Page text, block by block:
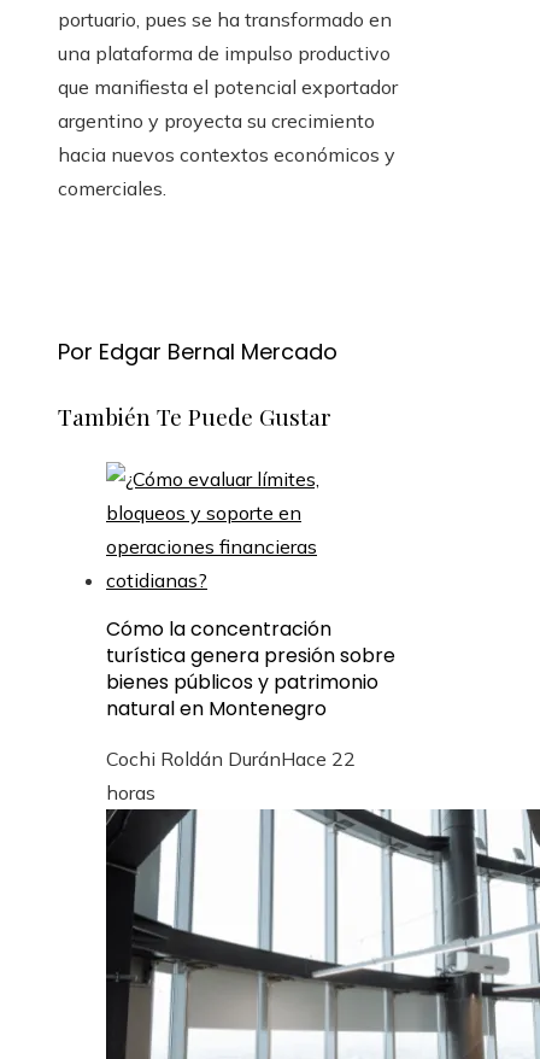
portuario, pues se ha transformado en
una plataforma de impulso productivo
que manifiesta el potencial exportador
argentino y proyecta su crecimiento
hacia nuevos contextos económicos y
comerciales.
Por Edgar Bernal Mercado
También Te Puede Gustar
Cómo la concentración
turística genera presión sobre
bienes públicos y patrimonio
natural en Montenegro
Cochi Roldán DuránHace 22
horas